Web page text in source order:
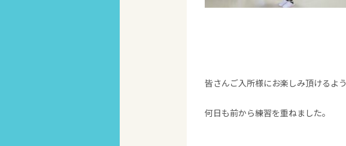
皆さんご入所様にお楽しみ頂けるよう
何日も前から練習を重ねました。